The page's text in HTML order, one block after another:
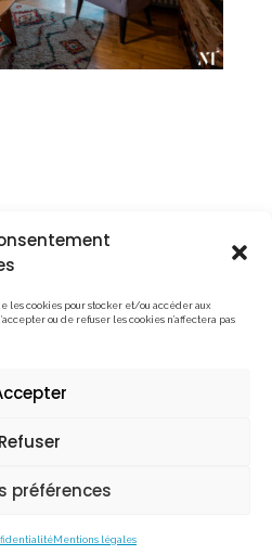
les cookies pour stocker et/ou accéder aux
ou de refuser les cookies n’affectera pas
Refuser
préférences
Mentions légales